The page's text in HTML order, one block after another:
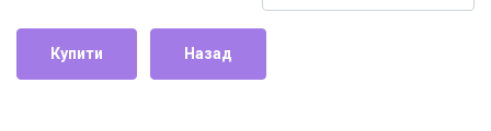
Купити Назад